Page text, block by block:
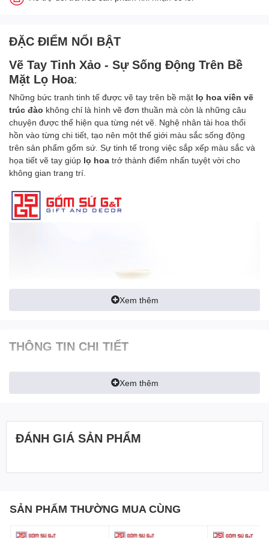
ĐẶC ĐIỂM NỔI BẬT
Vẽ Tay Tinh Xảo - Sự Sống Động Trên Bề
Mặt Lọ Hoa:
Những bức tranh tinh tế được vẽ tay trên bề mặt lọ hoa viền vẽ
trúc đào không chỉ là hình vẽ đơn thuần mà còn là những câu
chuyện được thể hiện qua từng nét vẽ. Nghệ nhân tài hoa thổi
hồn vào từng chi tiết, tạo nên một thế giới màu sắc sống động
trên sản phẩm gốm sứ. Sự tinh tế trong việc sắp xếp màu sắc và
họa tiết vẽ tay giúp lọ hoa trở thành điểm nhấn tuyệt vời cho
không gian trang trí.
Tinh Xảo:
quyến rũ độc đáo. Những họa tiết được thể hiện thông qua từng
đường nét vẽ tinh tế. Bàn tay của người thợ Bát Tràng biến
Xem thêm
THÔNG TIN CHI TIẾT
Xem thêm
ĐÁNH GIÁ SẢN PHẨM
SẢN PHẨM THƯỜNG MUA CÙNG